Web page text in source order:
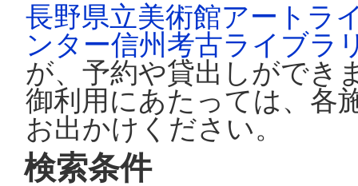
長野県立美術館アートラ
ンター信州考古ライブラ
が、予約や貸出しができ
御利用にあたっては、各
お出かけください。
検索条件